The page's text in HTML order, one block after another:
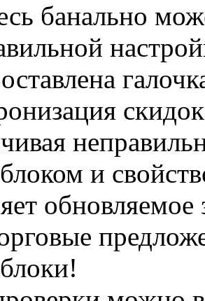
банально
и